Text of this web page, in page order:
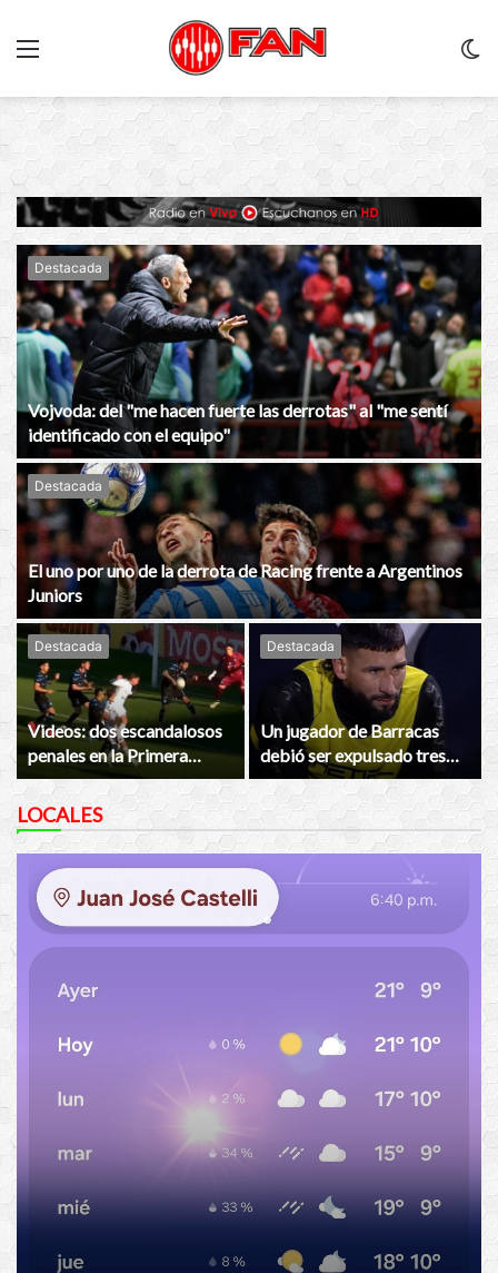
Destacada
Vojvoda: del "me hacen fuerte las derrotas" al "me sentí
identificado con el equipo"
Destacada
El uno por uno de la derrota de Racing frente a Argentinos
Juniors
Destacada
Videos: dos escandalosos
penales en la Primera
Nacional
Destacada
Un jugador de Barracas
debió ser expulsado tres
veces y el técnico lo sacó
LOCALES